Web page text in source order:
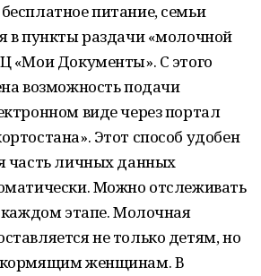
питание, семьи
в пункты раздачи «молочной
«Мои Документы». С этого
возможность подачи
виде через портал
Этот способ удобен
часть личных данных
Можно отслеживать
каждом этапе. Молочная
не только детям, но
женщинам. В